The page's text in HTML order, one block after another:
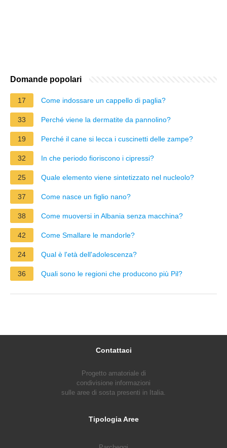
Domande popolari
17 Come indossare un cappello di paglia?
33 Perché viene la dermatite da pannolino?
19 Perché il cane si lecca i cuscinetti delle zampe?
32 In che periodo fioriscono i cipressi?
25 Quale elemento viene sintetizzato nel nucleolo?
37 Come nasce un figlio nano?
38 Come muoversi in Albania senza macchina?
42 Come Smallare le mandorle?
24 Qual è l'età dell'adolescenza?
36 Quali sono le regioni che producono più Pil?
Contattaci
Progetto amatoriale di
condivisione informazioni
sulle aree di sosta presenti in Italia.
Tipologia Aree